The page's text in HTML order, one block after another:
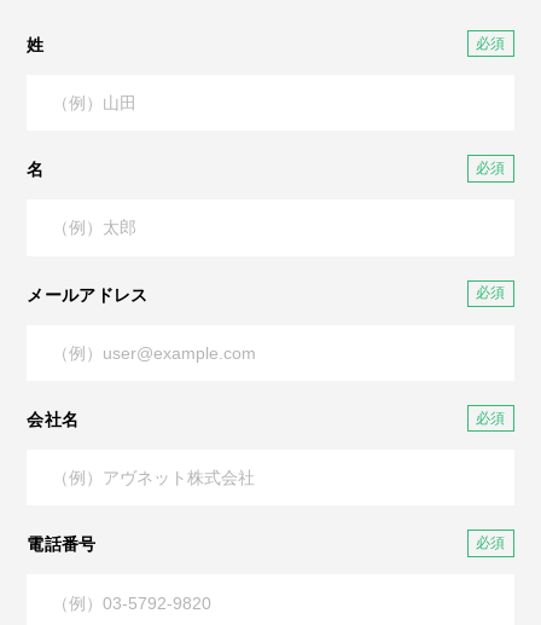
姓
名
メールアドレス
会社名
電話番号